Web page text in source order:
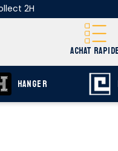
2H
ACHAT RAPIDE
HANGER